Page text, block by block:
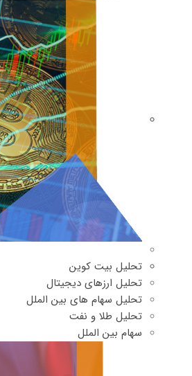
تحلیل بیت کوین
تحلیل ارزهای دیجیتال
تحلیل سهام های بین الملل
تحلیل طلا و نفت
سهام بین الملل